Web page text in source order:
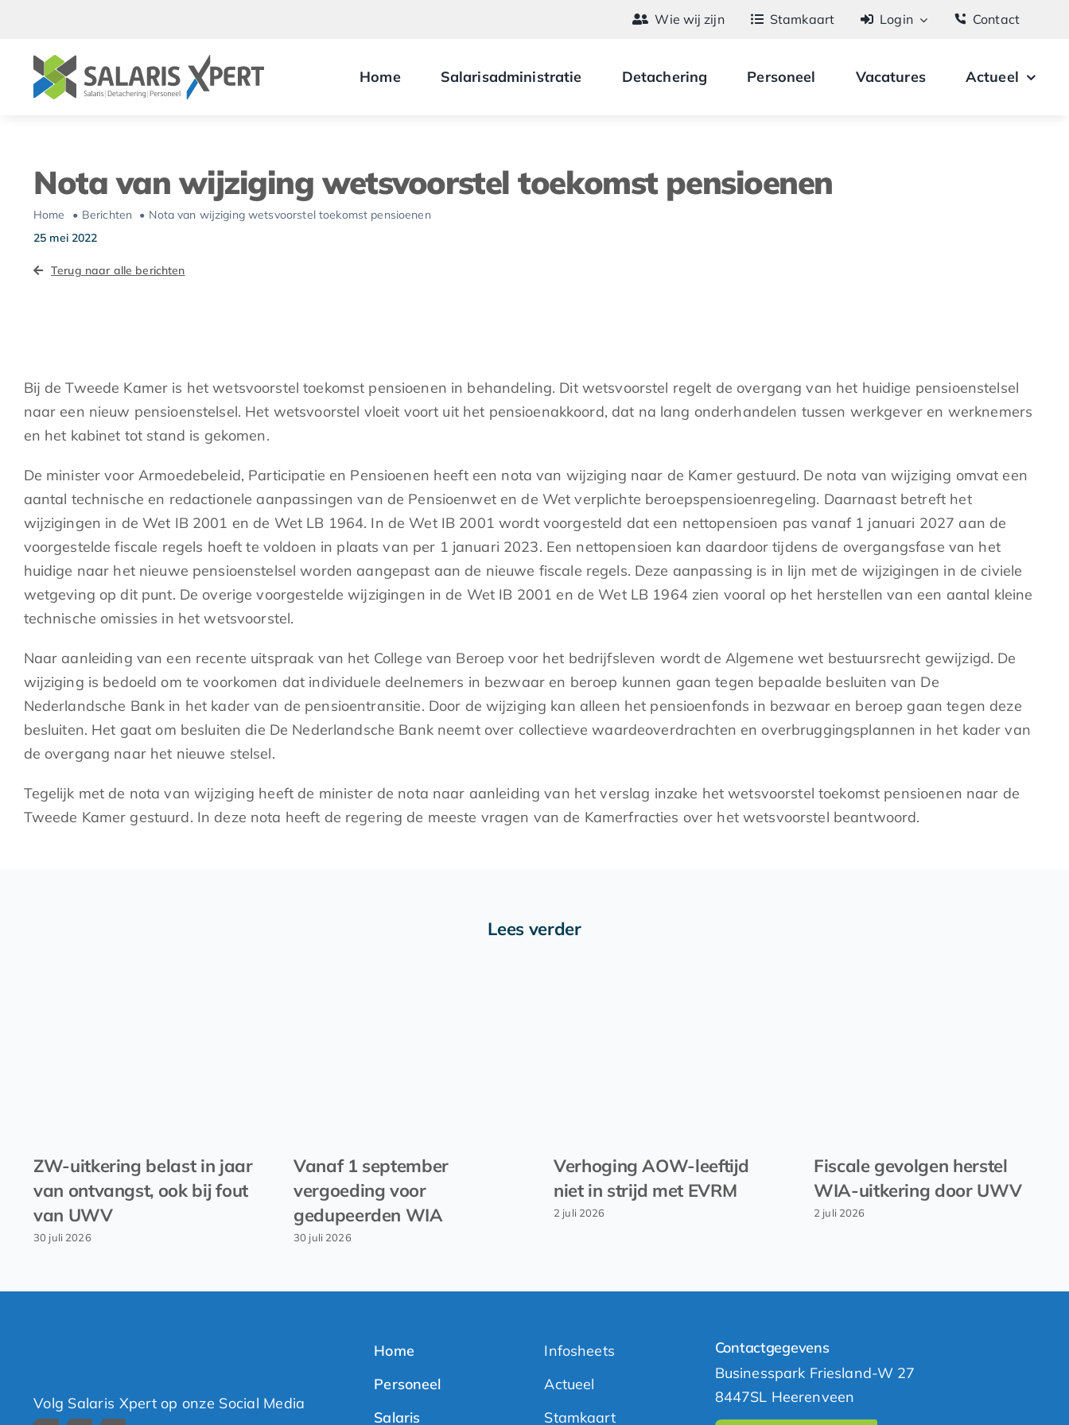
inhoud
Wie wij zijn Stamkaart Login Contact
Home Salarisadministratie Detachering Personeel Vacatures Actueel
Nota van wijziging wetsvoorstel toekomst pensioenen
Home Berichten
Nota van wijziging wetsvoorstel toekomst pensioenen
25 mei 2022
Terug naar alle berichten
Bij de Tweede Kamer is het wetsvoorstel toekomst pensioenen in behandeling. Dit wetsvoorstel regelt de overgang van het huidige pensioenstelsel
naar een nieuw pensioenstelsel. Het wetsvoorstel vloeit voort uit het pensioenakkoord, dat na lang onderhandelen tussen werkgever en werknemers
en het kabinet tot stand is gekomen.
De minister voor Armoedebeleid, Participatie en Pensioenen heeft een nota van wijziging naar de Kamer gestuurd. De nota van wijziging omvat een
aantal technische en redactionele aanpassingen van de Pensioenwet en de Wet verplichte beroepspensioenregeling. Daarnaast betreft het
wijzigingen in de Wet IB 2001 en de Wet LB 1964. In de Wet IB 2001 wordt voorgesteld dat een nettopensioen pas vanaf 1 januari 2027 aan de
voorgestelde fiscale regels hoeft te voldoen in plaats van per 1 januari 2023. Een nettopensioen kan daardoor tijdens de overgangsfase van het
huidige naar het nieuwe pensioenstelsel worden aangepast aan de nieuwe fiscale regels. Deze aanpassing is in lijn met de wijzigingen in de civiele
wetgeving op dit punt. De overige voorgestelde wijzigingen in de Wet IB 2001 en de Wet LB 1964 zien vooral op het herstellen van een aantal kleine
technische omissies in het wetsvoorstel.
Naar aanleiding van een recente uitspraak van het College van Beroep voor het bedrijfsleven wordt de Algemene wet bestuursrecht gewijzigd. De
wijziging is bedoeld om te voorkomen dat individuele deelnemers in bezwaar en beroep kunnen gaan tegen bepaalde besluiten van De
Nederlandsche Bank in het kader van de pensioentransitie. Door de wijziging kan alleen het pensioenfonds in bezwaar en beroep gaan tegen deze
besluiten. Het gaat om besluiten die De Nederlandsche Bank neemt over collectieve waardeoverdrachten en overbruggingsplannen in het kader van
de overgang naar het nieuwe stelsel.
Tegelijk met de nota van wijziging heeft de minister de nota naar aanleiding van het verslag inzake het wetsvoorstel toekomst pensioenen naar de
Tweede Kamer gestuurd. In deze nota heeft de regering de meeste vragen van de Kamerfracties over het wetsvoorstel beantwoord.
Lees verder
ZW-uitkering belast in jaar
van ontvangst, ook bij fout
van UWV
30 juli 2026
Vanaf 1 september
vergoeding voor
gedupeerden WIA
30 juli 2026
Verhoging AOW-leeftijd
niet in strijd met EVRM
2 juli 2026
Fiscale gevolgen herstel
WIA-uitkering door UWV
2 juli 2026
Volg Salaris Xpert op onze Social Media
Home
Personeel
Salaris
Infosheets
Actueel
Stamkaart
Contactgegevens
Businesspark Friesland-W 27
8447SL Heerenveen